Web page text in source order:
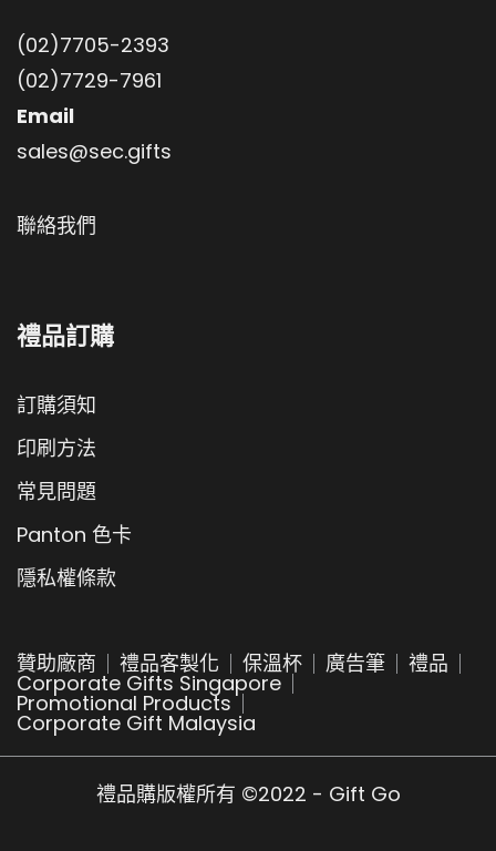
(02)7705-2393
(02)7729-7961
Email
sales@sec.gifts
聯絡我們
禮品訂購
訂購須知
印刷方法
常見問題
Panton 色卡
隱私權條款
贊助廠商 禮品客製化 保溫杯 廣告筆 禮品
Corporate Gifts Singapore
Promotional Products
Corporate Gift Malaysia
禮品購版權所有 ©2022 - Gift Go